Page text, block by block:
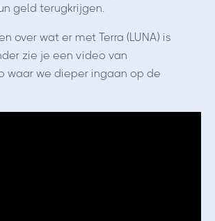
geld terugkrijgen.
over wat er met Terra (LUNA) is
zie je een video van
waar we dieper ingaan op de